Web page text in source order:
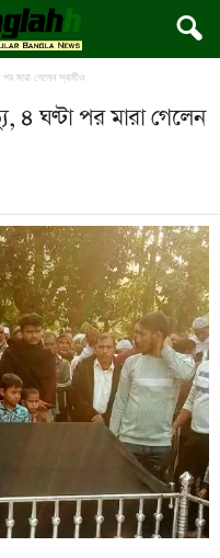
মারা গেলেন স্বামীও
৪ ঘণ্টা পর মারা গেলেন